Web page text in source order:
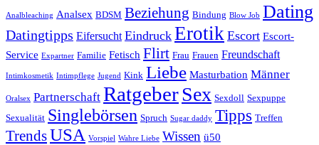
Analbleaching Analsex BDSM Beziehung Bindung Blow Job Dating
Datingtipps Eifersucht Eindruck Erotik Escort Escort-
Service Expartner Familie Fetisch Flirt Frau Frauen Freundschaft
Intimkosmetik Intimpflege Jugend Kink Liebe Masturbation Männer
Oralsex Partnerschaft RatgeberSex Sexdoll Sexpuppe
Sexualität Singlebörsen Spruch Sugar daddy Tipps Treffen
TrendsUSA Vorspiel Wahre Liebe Wissen ü50